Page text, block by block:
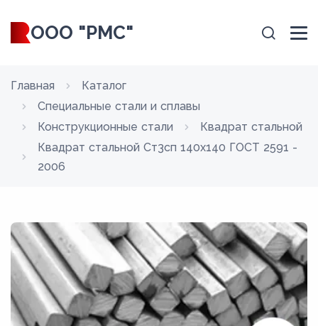
ООО "РМС"
Главная
Каталог
Специальные стали и сплавы
Конструкционные стали
Квадрат стальной
Квадрат стальной Ст3сп 140x140 ГОСТ 2591 -
2006